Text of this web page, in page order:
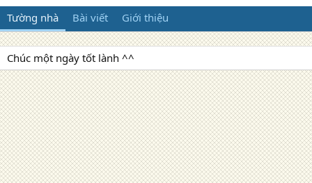
Tường nhà Bài viết Giới thiệu
Chúc một ngày tốt lành ^^